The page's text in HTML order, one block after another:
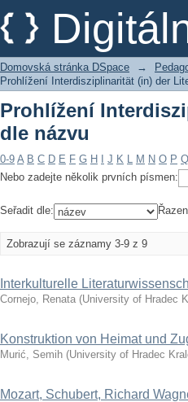
Prohlížení
Domovská stránka DSpace →
Prohlížení Interdisziplinarität (in) der
Prohlížení
dle názvu
0-9 A B C D E F G H J K L M N O P Q
Nebo zadejte několik prvních písmen:
Seřadit dle:
Zobrazují se záznamy 3-9 z 9
Interkulturelle
Cornejo, Renata (University of Hradec
Konstruktion von Heimat und
Murić, Semih (University of Hradec
Mozart, Schubert, Richard